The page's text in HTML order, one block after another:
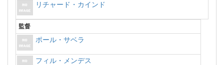
リチャード・カインド
監督
ポール・サベラ
フィル・メンデス